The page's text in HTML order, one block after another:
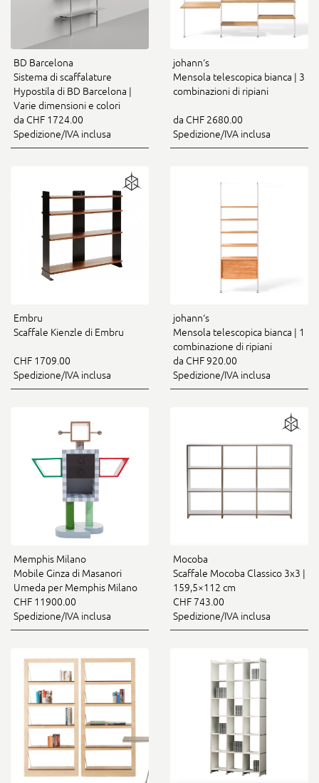
BD Barcelona
Sistema di scaffalature
Hypostila di BD Barcelona |
Varie dimensioni e colori
da CHF 1724.00
Spedizione/IVA inclusa
johann‘s
Mensola telescopica bianca | 3
combinazioni di ripiani
da CHF 2680.00
Spedizione/IVA inclusa
Embru
Scaffale Kienzle di Embru
CHF 1709.00
Spedizione/IVA inclusa
johann‘s
Mensola telescopica bianca | 1
combinazione di ripiani
da CHF 920.00
Spedizione/IVA inclusa
Memphis Milano
Mobile Ginza di Masanori
Umeda per Memphis Milano
CHF 11900.00
Spedizione/IVA inclusa
Mocoba
Scaffale Mocoba Classico 3x3 |
159,5×112 cm
CHF 743.00
Spedizione/IVA inclusa